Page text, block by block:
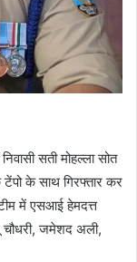
सती मोहल्ला सोत
टेंपो के साथ गिरफ्तार कर
में एसआई हेमदत्त
चौधरी, जमेशद अली,